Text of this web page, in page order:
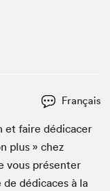
Français
et faire dédi­cac­er
plus » chez
vous présen­ter
dédi­caces à la